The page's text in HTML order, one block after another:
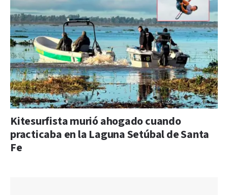
Kitesurfista murió ahogado cuando
practicaba en la Laguna Setúbal de Santa
Fe